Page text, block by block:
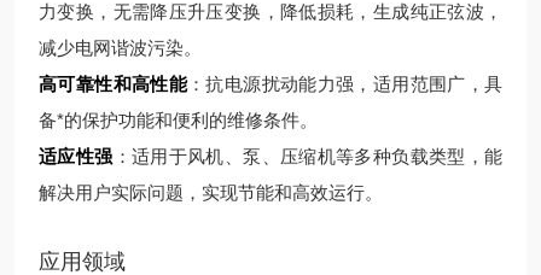
力变换，无需降压升压变换，降低损耗，生成纯正弦波，
减少电网谐波污染。
高可靠性和高性能：抗电源扰动能力强，适用范围广，具
备*的保护功能和便利的维修条件。
适应性强 ：适用于风机、泵、压缩机等多种负载类型，能
解决用户实际问题，实现节能和高效运行。
应用领域